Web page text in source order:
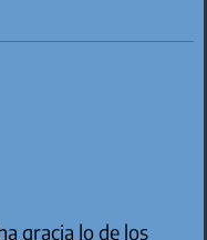
gracia lo de los